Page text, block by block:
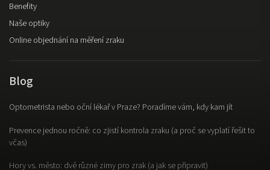
Benefity
Naše optiky
Online objednání na měření zraku
Blog
Optometrista nebo oční lékař v Praze? Poradíme vám, kdy kam jít
Prevence jednou ročně: co zjistí kontrola zraku (a proč se vyplatí řešit to
včas)
Hory vs. město: dvě různé zimy pro zrak (a jak se připravit)